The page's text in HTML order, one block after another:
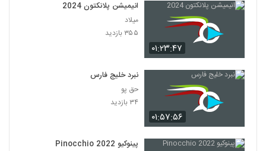
۰۱:۲۳:۴۷
انیمیشن پلانکتون 2024
میلاد
۳۵۵ بازدید
۰۱:۵۷:۵۶
نبرد خلیج فارس
حق پو
۳۴ بازدید
پینوکیو Pinocchio 2022